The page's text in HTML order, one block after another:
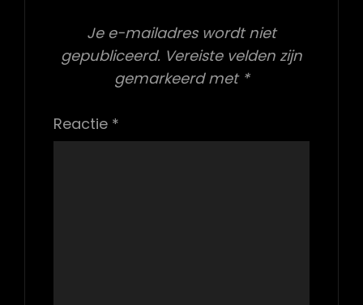
Je e-mailadres wordt niet
gepubliceerd. Vereiste velden zijn
gemarkeerd met *
Reactie *